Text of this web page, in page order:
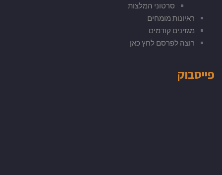
סרטוני המלצות
ראיונות מומחים
מגזינים קודמים
רוצה לפרסם לחץ כאן
פייסבוק